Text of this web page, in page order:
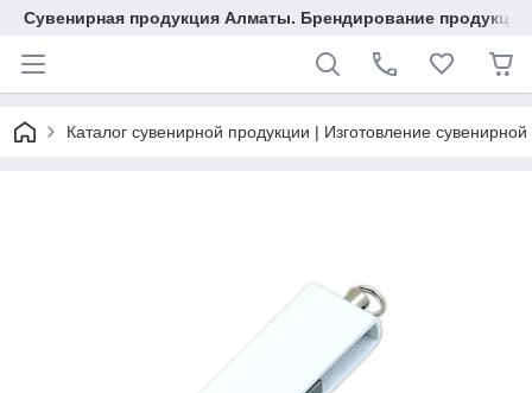
Сувенирная продукция Алматы. Брендирование
Каталог сувенирной продукции | Изготовление